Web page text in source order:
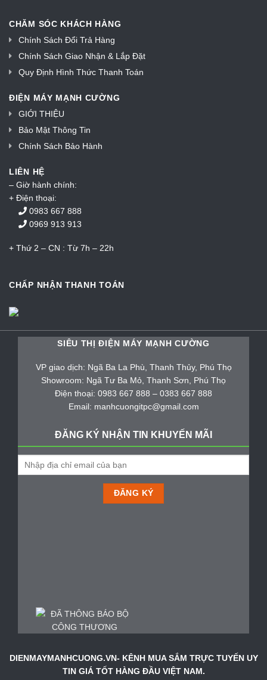
CHĂM SÓC KHÁCH HÀNG
Chính Sách Đổi Trả Hàng
Chính Sách Giao Nhận & Lắp Đặt
Quy Định Hình Thức Thanh Toán
ĐIỆN MÁY MẠNH CƯỜNG
GIỚI THIỆU
Bảo Mật Thông Tin
Chính Sách Bảo Hành
LIÊN HỆ
– Giờ hành chính:
+ Điện thoại:
0983 667 888
0969 913 913
+ Thứ 2 – CN : Từ 7h – 22h
CHẤP NHẬN THANH TOÁN
SIÊU THỊ ĐIỆN MÁY MẠNH CƯỜNG
VP giao dịch: Ngã Ba La Phù, Thanh Thủy, Phú Thọ
Showroom: Ngã Tư Ba Mỏ, Thanh Sơn, Phú Thọ
Điện thoại: 0983 667 888 – 0383 667 888
Email: manhcuongitpc@gmail.com
ĐĂNG KÝ NHẬN TIN KHUYẾN MÃI
DIENMAYMANHCUONG.VN- KÊNH MUA SẮM TRỰC TUYẾN UY
TIN GIÁ TỐT HÀNG ĐẦU VIỆT NAM.